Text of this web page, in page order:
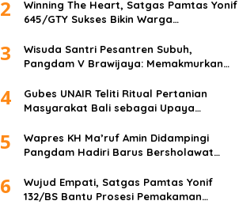
2
Winning The Heart, Satgas Pamtas Yonif
645/GTY Sukses Bikin Warga
3
Wisuda Santri Pesantren Subuh,
Pangdam V Brawijaya: Memakmurkan
4
Gubes UNAIR Teliti Ritual Pertanian
Masyarakat Bali sebagai Upaya
5
Wapres KH Ma’ruf Amin Didampingi
Pangdam Hadiri Barus Bersholawat
6
Wujud Empati, Satgas Pamtas Yonif
132/BS Bantu Prosesi Pemakaman